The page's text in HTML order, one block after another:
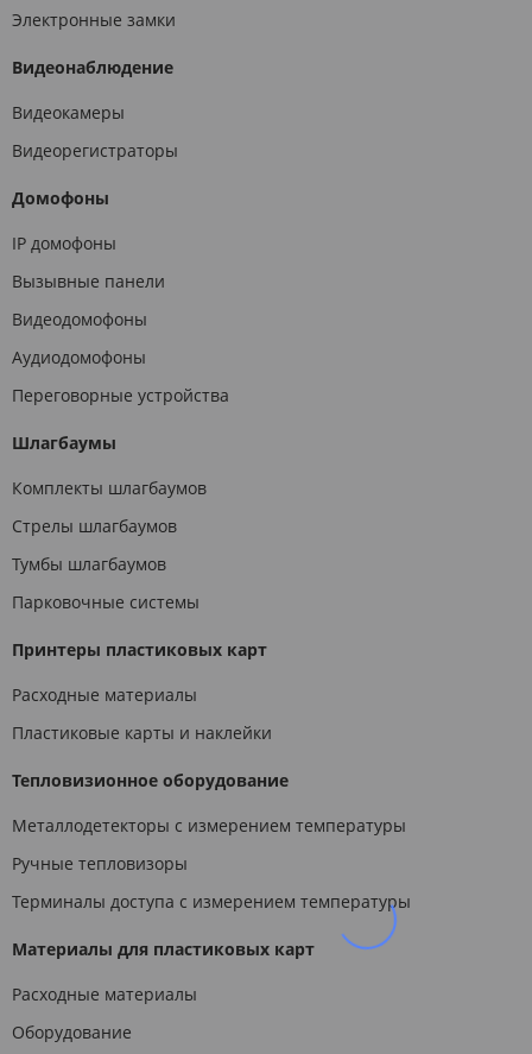
Электронные замки
Видеонаблюдение
Видеокамеры
Видеорегистраторы
Домофоны
IP домофоны
Вызывные панели
Видеодомофоны
Аудиодомофоны
Переговорные устройства
Шлагбаумы
Комплекты шлагбаумов
Стрелы шлагбаумов
Тумбы шлагбаумов
Парковочные системы
Принтеры пластиковых карт
Расходные материалы
Пластиковые карты и наклейки
Тепловизионное оборудование
Металлодетекторы с измерением температуры
Ручные тепловизоры
Терминалы доступа с измерением температуры
Материалы для пластиковых карт
Расходные материалы
Оборудование